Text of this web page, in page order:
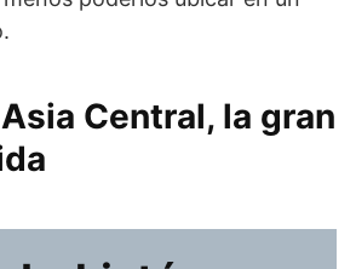
Central, la gran